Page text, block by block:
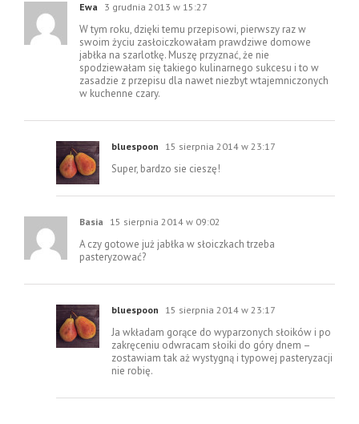
Ewa 3 grudnia 2013 w 15:27
W tym roku, dzięki temu przepisowi, pierwszy raz w
swoim życiu zasłoiczkowałam prawdziwe domowe
jabłka na szarlotkę. Muszę przyznać, że nie
spodziewałam się takiego kulinarnego sukcesu i to w
zasadzie z przepisu dla nawet niezbyt wtajemniczonych
w kuchenne czary.
bluespoon 15 sierpnia 2014 w 23:17
Super, bardzo sie cieszę!
Basia 15 sierpnia 2014 w 09:02
A czy gotowe już jabłka w słoiczkach trzeba
pasteryzować?
bluespoon 15 sierpnia 2014 w 23:17
Ja wkładam gorące do wyparzonych słoików i po
zakręceniu odwracam słoiki do góry dnem –
zostawiam tak aż wystygną i typowej pasteryzacji
nie robię.